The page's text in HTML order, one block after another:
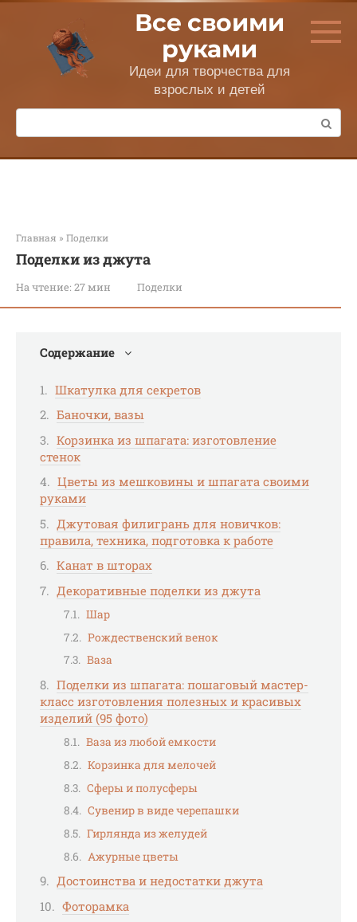
Перейти
контенту
Все своими
руками
Идеи для творчества для
взрослых и детей
Поиск:
Главная » Поделки
Поделки из джута
На чтение: 27 мин Поделки
Содержание
Шкатулка для секретов
Баночки, вазы
Корзинка из шпагата: изготовление
стенок
Цветы из мешковины и шпагата своими
руками
Джутовая филигрань для новичков:
правила, техника, подготовка к работе
Канат в шторах
Декоративные поделки из джута
Шар
Рождественский венок
Ваза
Поделки из шпагата: пошаговый мастер-
класс изготовления полезных и красивых
изделий (95 фото)
Ваза из любой емкости
Корзинка для мелочей
Сферы и полусферы
Сувенир в виде черепашки
Гирлянда из желудей
Ажурные цветы
Достоинства и недостатки джута
Фоторамка